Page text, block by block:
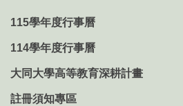
115學年度行事曆
114學年度行事曆
大同大學高等教育深耕計畫
註冊須知專區